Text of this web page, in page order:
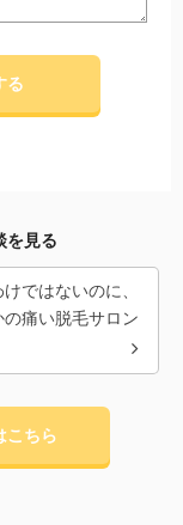
る
を見る
ではないのに、
の痛い脱毛サロン
こちら